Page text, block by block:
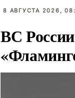
8 АВГУСТА 2026,
ВС